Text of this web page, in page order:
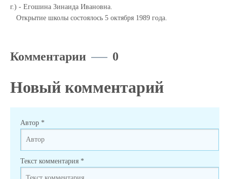
г.) - Егошина Зинаида Ивановна.
Открытие школы состоялось 5 октября 1989 года.
Комментарии 0
Новый комментарий
Автор *
Текст комментария *